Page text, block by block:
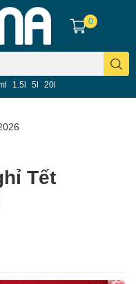
1.5l 5l 20l
0
Tết